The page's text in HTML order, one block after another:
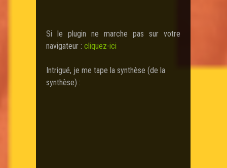
Si le plugin ne marche pas sur votre
navigateur : cliquez-ici
Intrigué, je me tape la synthèse (de la
synthèse) :